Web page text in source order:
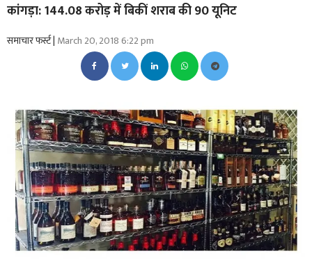
कांगड़ा: 144.08 करोड़ में बिकीं शराब की 90 यूनिट
समाचार फर्स्ट | March 20, 2018 6:22 pm